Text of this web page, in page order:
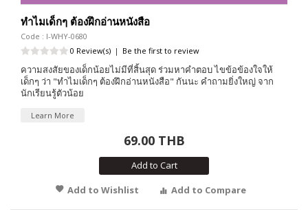
ทำไมเด็กๆ ต้องฝึกอ่านหนังสือ
Code : I-WHY-0680
0 Review(s) | Be the first to review
ความสงสัยของเด็กน้อยไม่มีที่สิ้นสุด ร่วมหาคำตอบ ไขข้อข้องใจให้
เด็กๆ ว่า "ทำไมเด็กๆ ต้องฝึกอ่านหนังสือ" กันนะ คำถามยิ่งใหญ่ จาก
นักเรียนรู้ตัวน้อย
Learn More
69.00 THB
Add to Cart
Add to Wishlist
Add to Compare